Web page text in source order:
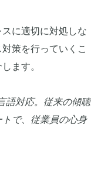
に適切に対処しな
策を行っていくこ
ます。
語対応。従来の傾聴
で、従業員の心身